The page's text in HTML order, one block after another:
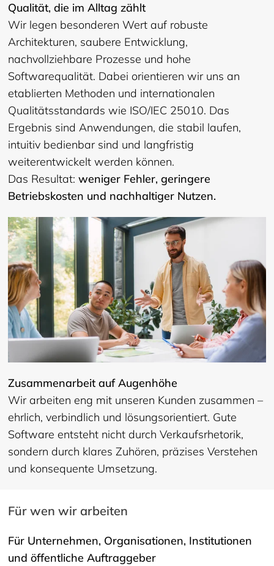
Qualität, die im Alltag zählt
Wir legen besonderen Wert auf robuste
Architekturen, saubere Entwicklung,
nachvollziehbare Prozesse und hohe
Softwarequalität. Dabei orientieren wir uns an
etablierten Methoden und internationalen
Qualitätsstandards wie ISO/IEC 25010. Das
Ergebnis sind Anwendungen, die stabil laufen,
intuitiv bedienbar sind und langfristig
weiterentwickelt werden können.
Das Resultat:weniger Fehler, geringere
Betriebskosten und nachhaltiger Nutzen.
Zusammenarbeit auf Augenhöhe
Wir arbeiten eng mit unseren Kunden zusammen –
ehrlich, verbindlich und lösungsorientiert. Gute
Software entsteht nicht durch Verkaufsrhetorik,
sondern durch klares Zuhören, präzises Verstehen
und konsequente Umsetzung.
Für wen wir arbeiten
Für Unternehmen, Organisationen, Institutionen
und öffentliche Auftraggeber